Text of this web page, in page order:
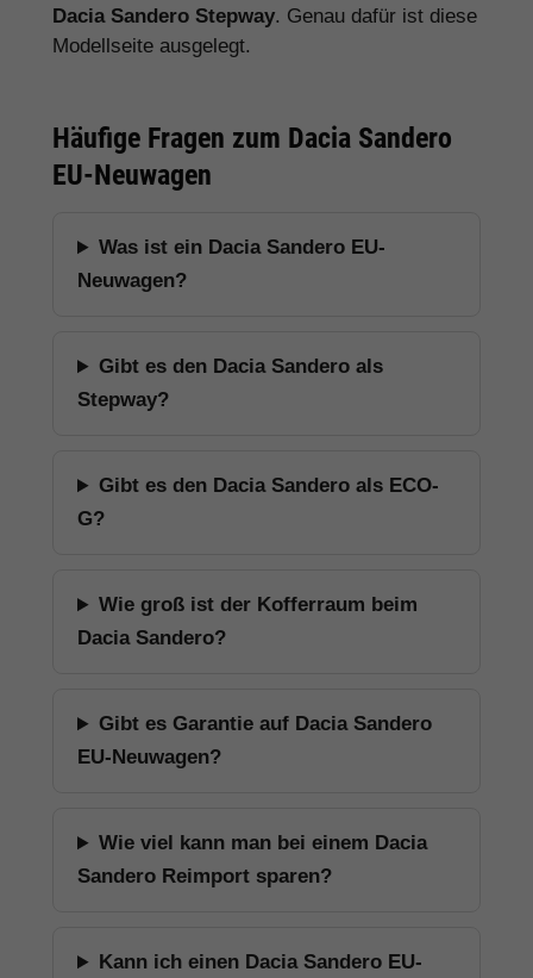
Dacia Sandero Stepway. Genau dafür ist diese
Modellseite ausgelegt.
Häufige Fragen zum Dacia Sandero
EU-Neuwagen
Was ist ein Dacia Sandero EU-
Neuwagen?
Gibt es den Dacia Sandero als
Stepway?
Gibt es den Dacia Sandero als ECO-
G?
Wie groß ist der Kofferraum beim
Dacia Sandero?
Gibt es Garantie auf Dacia Sandero
EU-Neuwagen?
Wie viel kann man bei einem Dacia
Sandero Reimport sparen?
Kann ich einen Dacia Sandero EU-